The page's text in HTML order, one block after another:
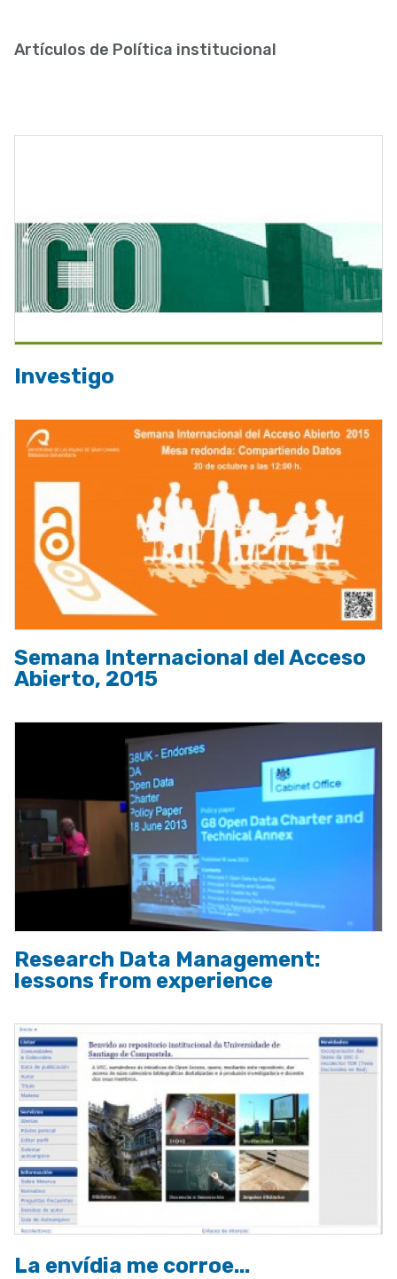
ayuda
Artículos de Política institucional
Investigo
Semana Internacional del Acceso
Abierto, 2015
Research Data Management:
lessons from experience
La envídia me corroe...